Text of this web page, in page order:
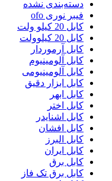
دسته‌بندی نشده
فیبر نوری ofo
کابل 20 کیلو ولت
کابل 20 کیلوولت
کابل آرموردار
کابل آلومینیوم
کابل آلومینیومی
کابل ابزار دقیق
کابل ابهر
کابل اختر
کابل اشنایدر
کابل افشان
کابل البرز
کابل ایران
کابل برق
کابل برق تک فاز